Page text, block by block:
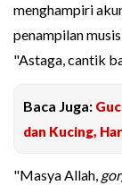
menghampiri
penampilan
"Astaga, cantik
Baca Juga:
dan Kucing,
"Masya Allah,